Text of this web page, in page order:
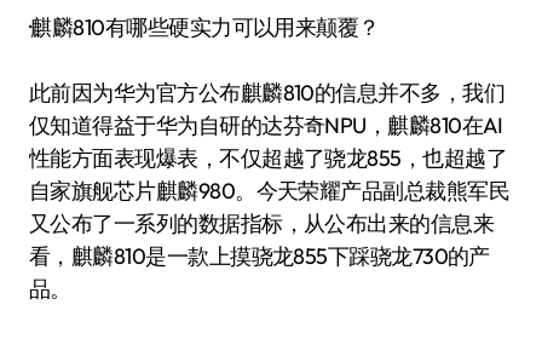
·麒麟810有哪些硬实力可以用来颠覆？
此前因为华为官方公布麒麟810的信息并不多，我们
仅知道得益于华为自研的达芬奇NPU，麒麟810在AI
性能方面表现爆表，不仅超越了骁龙855，也超越了
自家旗舰芯片麒麟980。今天荣耀产品副总裁熊军民
又公布了一系列的数据指标，从公布出来的信息来
看，麒麟810是一款上摸骁龙855下踩骁龙730的产
品。